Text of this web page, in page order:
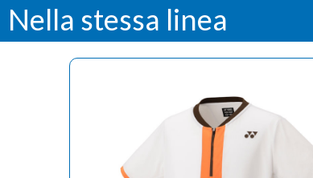
Nella stessa linea